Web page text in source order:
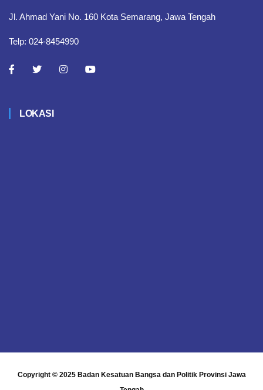
Jl. Ahmad Yani No. 160 Kota Semarang, Jawa Tengah
Telp: 024-8454990
LOKASI
Copyright © 2025 Badan Kesatuan Bangsa dan Politik Provinsi Jawa